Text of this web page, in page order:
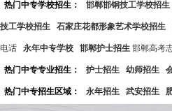
热门中专学校招生： 邯郸邯钢技工学校招生
技工学校招生 石家庄花都形象艺术学校招生
电话 永年中专学校 邯郸护士招生 邯郸高考
热门中专专业招生： 护士招生 幼师招生
热门中专招生区域： 永年招生 武安招生